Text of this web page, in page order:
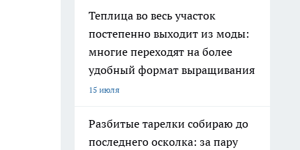
Теплица во весь участок
постепенно выходит из моды:
многие переходят на более
удобный формат выращивания
15 июля
Разбитые тарелки собираю до
последнего осколка: за пару